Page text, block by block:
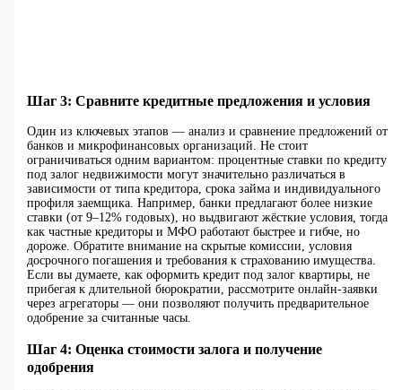
Шаг 3: Сравните кредитные предложения и условия
Один из ключевых этапов — анализ и сравнение предложений от
банков и микрофинансовых организаций. Не стоит
ограничиваться одним вариантом: процентные ставки по кредиту
под залог недвижимости могут значительно различаться в
зависимости от типа кредитора, срока займа и индивидуального
профиля заемщика. Например, банки предлагают более низкие
ставки (от 9–12% годовых), но выдвигают жёсткие условия, тогда
как частные кредиторы и МФО работают быстрее и гибче, но
дороже. Обратите внимание на скрытые комиссии, условия
досрочного погашения и требования к страхованию имущества.
Если вы думаете, как оформить кредит под залог квартиры, не
прибегая к длительной бюрократии, рассмотрите онлайн-заявки
через агрегаторы — они позволяют получить предварительное
одобрение за считанные часы.
Шаг 4: Оценка стоимости залога и получение
одобрения